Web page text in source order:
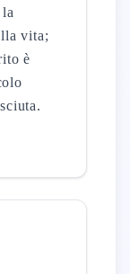
vita;
è